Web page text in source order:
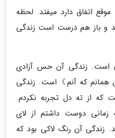
اتفاق دارد میفتد. لحظه
و باز هم درست است زندگی
است. زندگی آن حس آزادی
که آنم》است. زندگی
از ته دل تجربه نکردم.
زمانی دوست داشتم از لای
زندگی آن رنگ لاکی بود که